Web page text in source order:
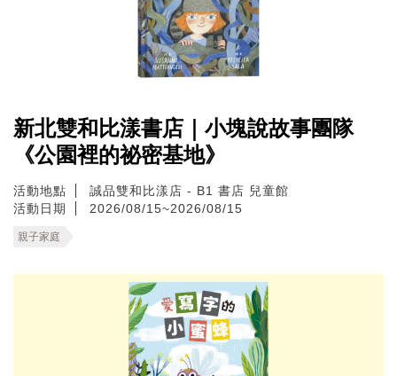
新北雙和比漾書店｜小塊說故事團隊
《公園裡的祕密基地》
活動地點
誠品雙和比漾店 - B1 書店 兒童館
活動日期
2026/08/15~2026/08/15
親子家庭